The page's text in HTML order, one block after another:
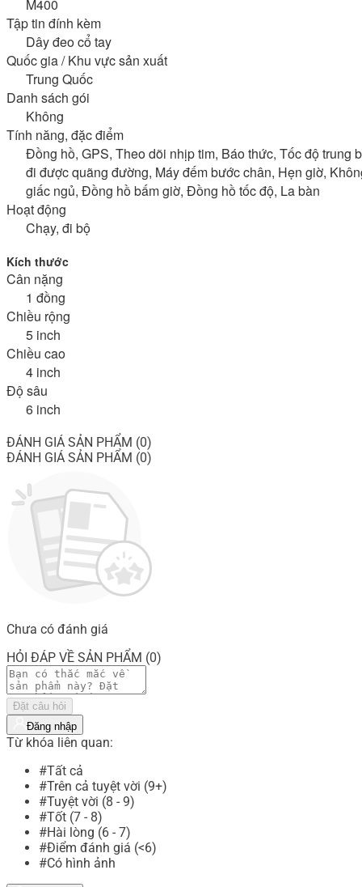
M400
Tập tin đính kèm
Dây đeo cổ tay
Quốc gia / Khu vực sản xuất
Trung Quốc
Danh sách gói
Không
Tính năng, đặc điểm
Đồng hồ, GPS, Theo dõi nhịp tim, Báo thức, Tốc độ
đi được quãng đường, Máy đếm bước chân, Hẹn giờ,
giấc ngủ, Đồng hồ bấm giờ, Đồng hồ tốc độ, La bàn
Hoạt động
Chạy, đi bộ
Kích thước
Cân nặng
1 đồng
Chiều rộng
5 inch
Chiều cao
4 inch
Độ sâu
6 inch
ĐÁNH GIÁ SẢN PHẨM (0)
ĐÁNH GIÁ SẢN PHẨM (0)
Chưa có đánh giá
HỎI ĐÁP VỀ SẢN PHẨM (0)
Đặt câu hỏi
Đăng nhập
Từ khóa liên quan:
#Tất cả
#Trên cả tuyệt vời (9+)
#Tuyệt vời (8 - 9)
#Tốt (7 - 8)
#Hài lòng (6 - 7)
#Điểm đánh giá (<6)
#Có hình ảnh